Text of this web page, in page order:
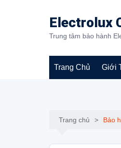
Electrolux
Trung tâm bảo hành
Trang Chủ Giới
Trang chủ Bảo